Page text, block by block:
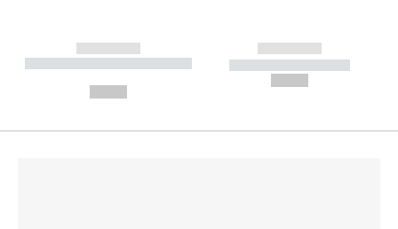
------------
----------- ----------- --------
------------
----------- -----------